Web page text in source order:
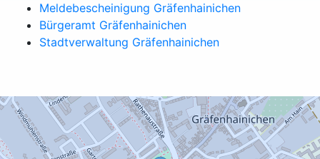
Meldebescheinigung Gräfenhainichen
Bürgeramt Gräfenhainichen
Stadtverwaltung Gräfenhainichen